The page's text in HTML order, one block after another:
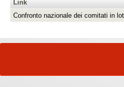
Link
Confronto nazionale dei comitati in